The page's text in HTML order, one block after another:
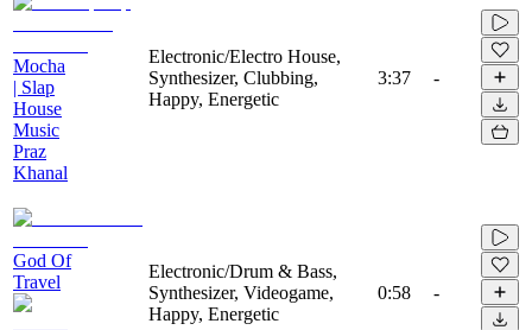
Mocha
| Slap
House
Music
Praz
Khanal
Electronic/Electro House,
Synthesizer, Clubbing,
Happy, Energetic
3:37 -
God Of
Travel
Electronic/Drum & Bass,
Synthesizer, Videogame,
Happy, Energetic
0:58 -